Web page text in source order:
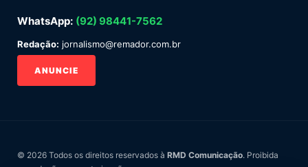
WhatsApp: (92) 98441-7562
Redação: jornalismo@remador.com.br
ANUNCIE
© 2026 Todos os direitos reservados à RMD Comunicação. Proibida